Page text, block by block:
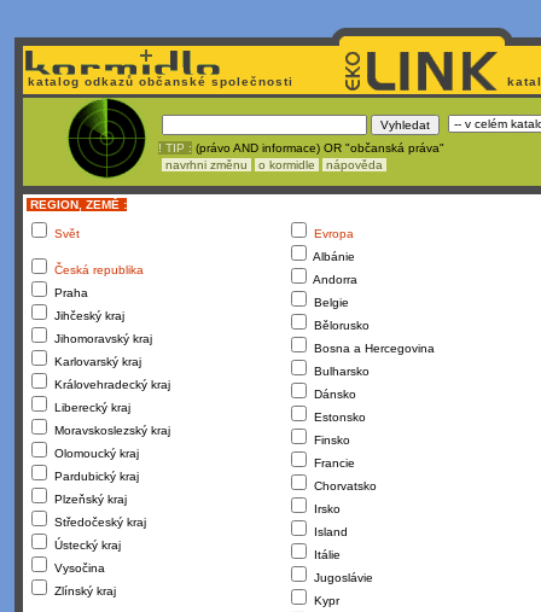
katalog odkazů občanské společnosti
! TIP : (právo AND informace) OR "občanská práva"
navrhni změnu
o kormidle nápověda
REGION, ZEMĚ :
Svět
Česká republika
Praha
Jihčeský kraj
Jihomoravský kraj
Karlovarský kraj
Královehradecký kraj
Liberecký kraj
Moravskoslezský kraj
Olomoucký kraj
Pardubický kraj
Plzeňský kraj
Středočeský kraj
Ústecký kraj
Vysočina
Zlínský kraj
Evropa
Albánie
Andorra
Belgie
Bělorusko
Bosna a Hercegovina
Bulharsko
Dánsko
Estonsko
Finsko
Francie
Chorvatsko
Irsko
Island
Itálie
Jugoslávie
Kypr